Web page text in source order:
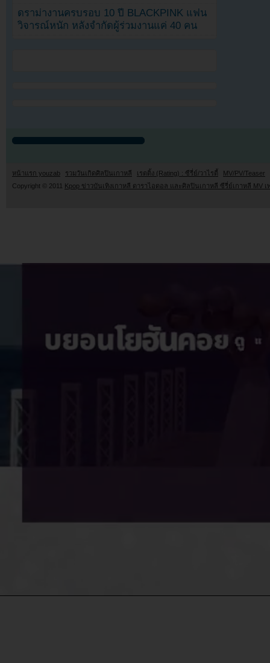
ดราม่างานครบรอบ 10 ปี BLACKPINK แฟน
วิจารณ์หนัก หลังจำกัดผู้ร่วมงานแค่ 40 คน
หน้าแรก youzab รวมวันเกิดศิลปินเกาหลี เรตติ้ง (Rating) : ซีรี่ย์/วาไรตี้
MV/PV/Teaser
Copyright © 2011 Kpop ข่าวบันเทิงเกาหลี ดาราไอดอล และศิลปินเกาหลี ซีรี่ย์เกาหลี MV